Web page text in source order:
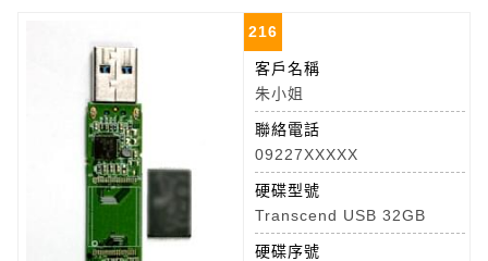
216
客戶名稱
朱小姐
聯絡電話
09227XXXXX
硬碟型號
Transcend USB 32GB
硬碟序號